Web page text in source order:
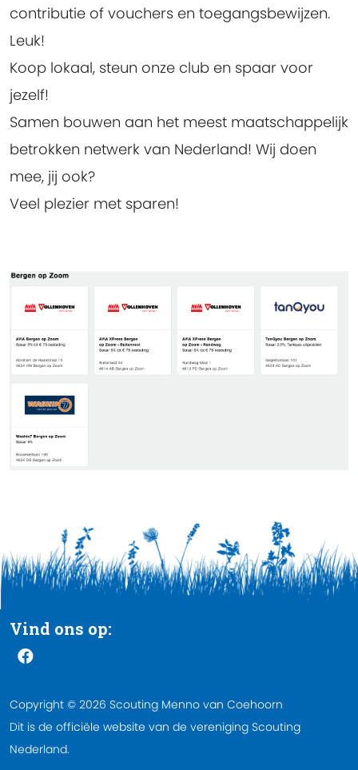
contributie of vouchers en toegangsbewijzen.
Leuk!
Koop lokaal, steun onze club en spaar voor
jezelf!
Samen bouwen aan het meest maatschappelijk
betrokken netwerk van Nederland! Wij doen
mee, jij ook?
Veel plezier met sparen!
Vind ons op:
Copyright © 2026 Scouting Menno van Coehoorn
Dit is de officiële website van de vereniging Scouting
Nederland.